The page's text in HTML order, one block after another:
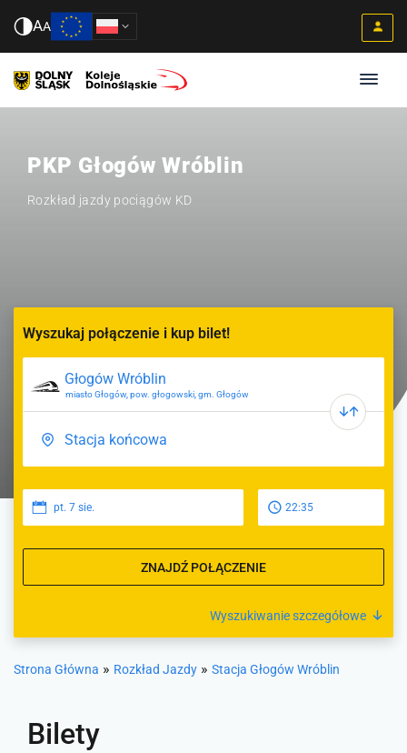
AA
PKP Głogów Wróblin
Rozkład jazdy pociągów KD
Wyszukaj połączenie i kup bilet!
miasto Głogów, pow. głogowski, gm. Głogów
pt. 7 sie. 22:35
ZNAJDŹ POŁĄCZENIE
Wyszukiwanie szczegółowe
Strona Główna » Rozkład Jazdy » Stacja Głogów Wróblin
Bilety